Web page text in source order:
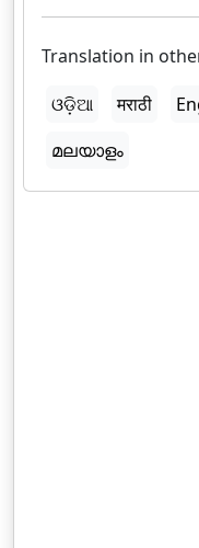
Translation in
ଓଡ଼ିଆ
मराठी
മലയാളം